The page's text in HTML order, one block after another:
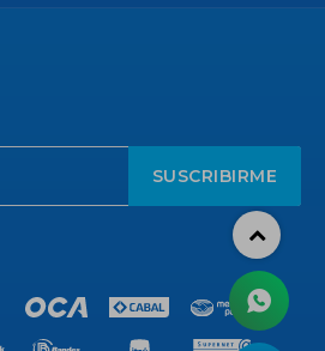
SUSCRIBIRME